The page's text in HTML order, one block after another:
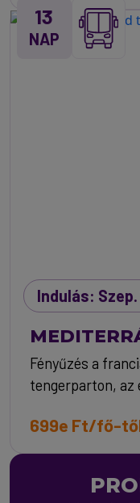
13
NAP
Indulás: Szep.
Fényűzés a
tengerparton, az
699e Ft/fő-